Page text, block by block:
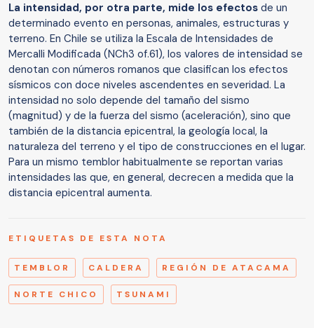
La intensidad, por otra parte, mide los efectos de un
determinado evento en personas, animales, estructuras y
terreno. En Chile se utiliza la Escala de Intensidades de
Mercalli Modificada (NCh3 of.61), los valores de intensidad se
denotan con números romanos que clasifican los efectos
sísmicos con doce niveles ascendentes en severidad. La
intensidad no solo depende del tamaño del sismo
(magnitud) y de la fuerza del sismo (aceleración), sino que
también de la distancia epicentral, la geología local, la
naturaleza del terreno y el tipo de construcciones en el lugar.
Para un mismo temblor habitualmente se reportan varias
intensidades las que, en general, decrecen a medida que la
distancia epicentral aumenta.
ETIQUETAS DE ESTA NOTA
TEMBLOR CALDERA REGIÓN DE ATACAMA
NORTE CHICO TSUNAMI